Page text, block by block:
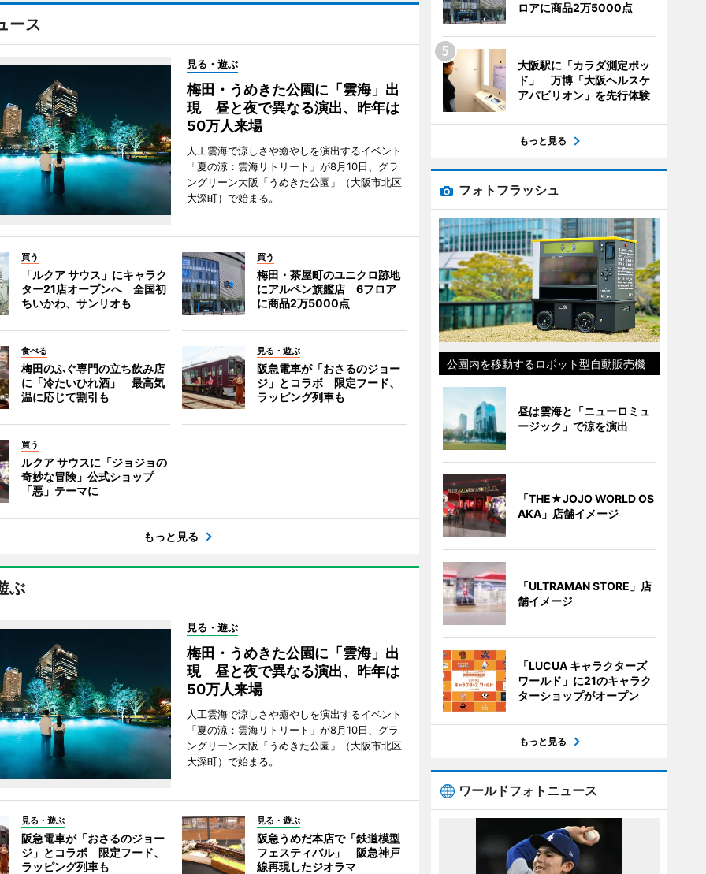
ース
見る・遊ぶ
梅田・うめきた公園に「雲海」出
現 昼と夜で異なる演出、昨年は
50万人来場
人工雲海で涼しさや癒やしを演出するイベント
「夏の涼：雲海リトリート」が8月10日、グラ
ングリーン大阪「うめきた公園」（大阪市北区
大深町）で始まる。
買う
「ルクア サウス」にキャラク
ター21店オープンへ 全国初
ちいかわ、サンリオも
買う
梅田・茶屋町のユニクロ跡地
にアルペン旗艦店 6フロア
に商品2万5000点
食べる
梅田のふぐ専門の立ち飲み店
に「冷たいひれ酒」 最高気
温に応じて割引も
見る・遊ぶ
阪急電車が「おさるのジョー
ジ」とコラボ 限定フード、
ラッピング列車も
買う
ルクア サウスに「ジョジョの
奇妙な冒険」公式ショップ
「悪」テーマに
もっと見る
ぶ
見る・遊ぶ
梅田・うめきた公園に「雲海」出
現 昼と夜で異なる演出、昨年は
50万人来場
人工雲海で涼しさや癒やしを演出するイベント
「夏の涼：雲海リトリート」が8月10日、グラ
ングリーン大阪「うめきた公園」（大阪市北区
大深町）で始まる。
見る・遊ぶ
阪急電車が「おさるのジョー
ジ」とコラボ 限定フード、
ラッピング列車も
見る・遊ぶ
阪急うめだ本店で「鉄道模型
フェスティバル」 阪急神戸
線再現したジオラマ
ロアに商品2万5000点
大阪駅に「カラダ測定ポッ
ド」 万博「大阪ヘルスケ
アパビリオン」を先行体験
もっと見る
フォトフラッシュ
公園内を移動するロボット型自動販売機
昼は雲海と「ニューロミュ
ージック」で涼を演出
「THE★JOJO WORLD OS
AKA」店舗イメージ
「ULTRAMAN STORE」店
舗イメージ
「LUCUA キャラクターズ
ワールド」に21のキャラク
ターショップがオープン
もっと見る
ワールドフォトニュース